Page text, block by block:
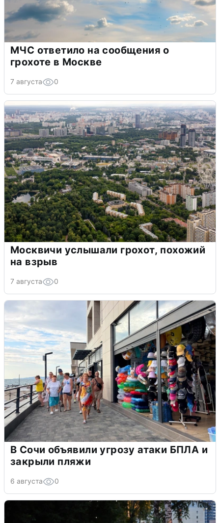
МЧС ответило на сообщения о
грохоте в Москве
7 августа 0
Москвичи услышали грохот, похожий
на взрыв
7 августа 0
В Сочи объявили угрозу атаки БПЛА и
закрыли пляжи
6 августа 0